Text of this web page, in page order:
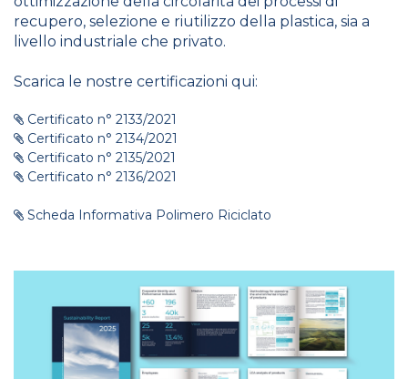
recupero, selezione e riutilizzo della plastica, sia a
livello industriale che privato.
Scarica le nostre certificazioni qui:
Certificato n° 2133/2021
Certificato n° 2134/2021
Certificato n° 2135/2021
Certificato n° 2136/2021
Scheda Informativa Polimero Riciclato